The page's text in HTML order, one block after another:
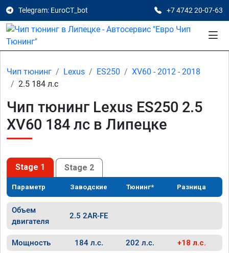
Telegram: EuroCT_bot +7 4742 20-07-63
Чип тюнинг Lexus ES250
XV60 - 2012 - 2018
2.5 184 л.с
Чип тюнинг Lexus ES250 2.5
XV60 184 лс в Липецке
Stage 1 Stage 2
Параметр Заводские Тюнинг* Разница
Объем
двигателя
2.5 2AR-FE
Мощность 184 л.с. 202 л.с. +18 л.с.